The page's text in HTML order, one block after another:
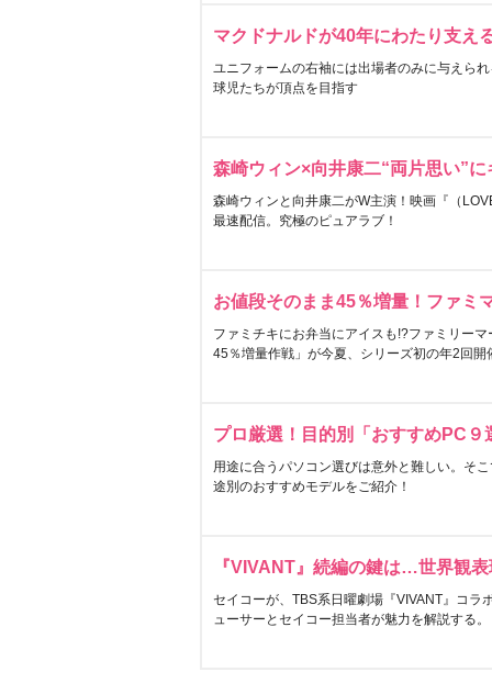
マクドナルドが40年にわたり支え
ユニフォームの右袖には出場者のみに与えら
球児たちが頂点を目指す
森崎ウィン×向井康二“両片思い”
森崎ウィンと向井康二がW主演！映画『（
最速配信。究極のピュアラブ！
お値段そのまま45％増量！ファミ
ファミチキにお弁当にアイスも!?ファミリー
45％増量作戦」が今夏、シリーズ初の年2回開
プロ厳選！目的別「おすすめPC９
用途に合うパソコン選びは意外と難しい。そ
途別のおすすめモデルをご紹介！
『VIVANT』続編の鍵は…世界観
セイコーが、TBS系日曜劇場『VIVANT』コラ
ューサーとセイコー担当者が魅力を解説する。